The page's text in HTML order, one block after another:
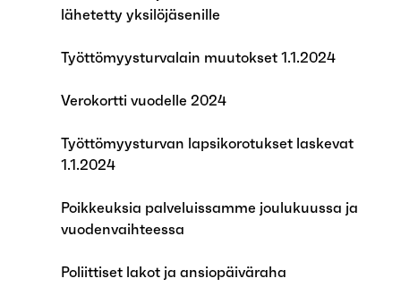
lähetetty yksilöjäsenille
Työttömyysturvalain muutokset 1.1.2024
Verokortti vuodelle 2024
Työttömyysturvan lapsikorotukset laskevat
1.1.2024
Poikkeuksia palveluissamme joulukuussa ja
vuodenvaihteessa
Poliittiset lakot ja ansiopäiväraha